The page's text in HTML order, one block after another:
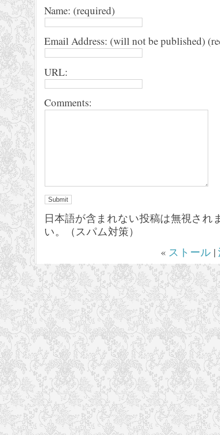
Name: (required)
Email Address: (will not be published)
URL:
Comments:
日本語が含まれない投稿は無視され
い。（スパム対策）
« ストール |